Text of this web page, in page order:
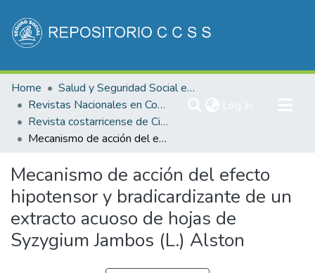
Communities & Collections
All of DSpace
Statistics
Home
Salud y Seguridad Social en Costa Rica
Revistas Nacionales en Costa Rica
Revista costarricense de Ciencias Médicas
Mecanismo de acción del efecto hipotensor y bradicardizante de un extracto acuoso de hojas de Syzygium Jambos (L.) Alston
Mecanismo de acción del efecto
hipotensor y bradicardizante de un
extracto acuoso de hojas de
Syzygium Jambos (L.) Alston